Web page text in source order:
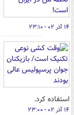
۱۴ آذر ۰۲ - ۲۳:۱۰
استفاده کرد.
۱۴ آذر ۰۲ - ۲۳:۰۰